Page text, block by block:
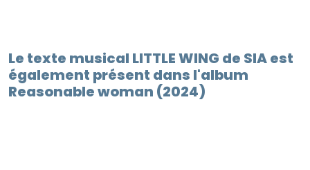
Le texte musical LITTLE WING de SIA est
également présent dans l'album
Reasonable woman (2024)